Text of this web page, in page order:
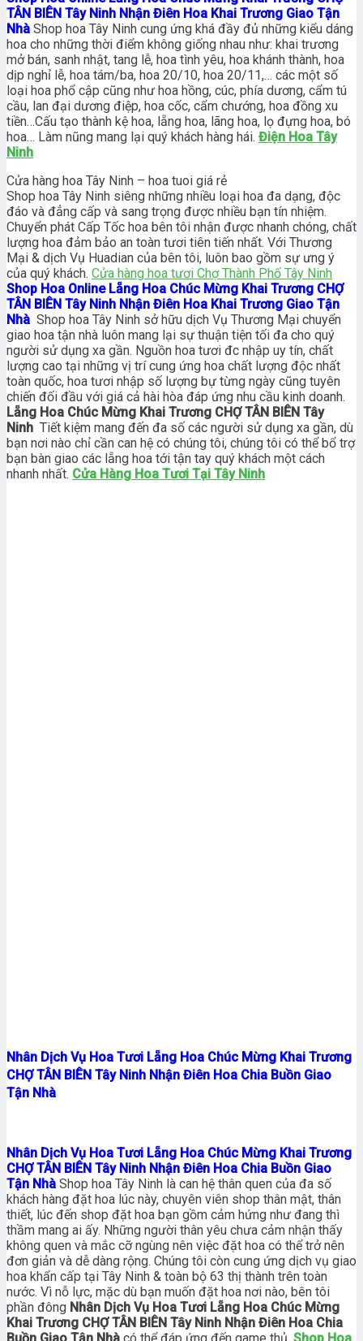
TÂN BIÊN Tây Ninh Nhận Điên Hoa Khai Trương Giao Tận
Nhà Shop hoa Tây Ninh cung ứng khá đầy đủ những kiểu dáng
hoa cho những thời điểm không giống nhau như: khai trương
mở bán, sanh nhật, tang lễ, hoa tình yêu, hoa khánh thành, hoa
dịp nghỉ lễ, hoa tám/ba, hoa 20/10, hoa 20/11,… các một số
loại hoa phổ cập cũng như hoa hồng, cúc, phía dương, cẩm tú
cầu, lan đại dương điệp, hoa cốc, cẩm chướng, hoa đồng xu
tiền…Cấu tạo thành kệ hoa, lẵng hoa, lãng hoa, lọ đựng hoa, bó
hoa… Làm nũng mang lại quý khách hàng hái. Điện Hoa Tây
Ninh
Cửa hàng hoa Tây Ninh – hoa tuoi giá rẻ
Shop hoa Tây Ninh siêng những nhiều loại hoa đa dạng, độc
đáo và đẳng cấp và sang trọng được nhiều bạn tín nhiệm.
Chuyển phát Cấp Tốc hoa bên tôi nhận được nhanh chóng, chất
lượng hoa đảm bảo an toàn tươi tiên tiến nhất. Với Thương
Mại & dịch Vụ Huadian của bên tôi, luôn bao gồm sự ưng ý
của quý khách. Cửa hàng hoa tươi Chợ Thành Phố Tây Ninh
Shop Hoa Online Lẵng Hoa Chúc Mừng Khai Trương CHỢ
TÂN BIÊN Tây Ninh Nhận Điên Hoa Khai Trương Giao Tận
Nhà Shop hoa Tây Ninh sở hữu dịch Vụ Thương Mại chuyển
giao hoa tận nhà luôn mang lại sự thuận tiện tối đa cho quý
người sử dụng xa gần. Nguồn hoa tươi đc nhập uy tín, chất
lượng cao tại những vị trí cung ứng hoa chất lượng độc nhất
toàn quốc, hoa tươi nhập số lượng bự từng ngày cũng tuyên
chiến đối đầu với giá cả hài hòa đáp ứng nhu cầu kinh doanh.
Lẵng Hoa Chúc Mừng Khai Trương CHỢ TÂN BIÊN Tây
Ninh Tiết kiệm mang đến đa số các người sử dụng xa gần, dù
bạn nơi nào chỉ cần can hệ có chúng tôi, chúng tôi có thể bổ trợ
bạn bàn giao các lẵng hoa tới tận tay quý khách một cách
nhanh nhất. Cửa Hàng Hoa Tươi Tại Tây Ninh
Nhân Dịch Vụ Hoa Tươi Lẵng Hoa Chúc Mừng Khai Trương
CHỢ TÂN BIÊN Tây Ninh Nhận Điên Hoa Chia Buồn Giao
Tận Nhà
Nhân Dịch Vụ Hoa Tươi Lẵng Hoa Chúc Mừng Khai Trương
CHỢ TÂN BIÊN Tây Ninh Nhận Điên Hoa Chia Buồn Giao
Tận Nhà Shop hoa Tây Ninh là can hệ thân quen của đa số
khách hàng đặt hoa lúc này, chuyên viên shop thân mật, thân
thiết, lúc đến shop đặt hoa bạn gồm cảm hứng như đang thì
thầm mang ai ấy. Những người thân yêu chưa cảm nhận thấy
không quen và mắc cỡ ngùng nên việc đặt hoa có thể trở nên
đơn giản và dễ dàng rộng. Chúng tôi còn cung ứng dịch vụ giao
hoa khẩn cấp tại Tây Ninh & toàn bộ 63 thị thành trên toàn
nước. Vì nỗ lực, mặc dù bạn muốn đặt hoa nơi nào, bên tôi
phần đông Nhân Dịch Vụ Hoa Tươi Lẵng Hoa Chúc Mừng
Khai Trương CHỢ TÂN BIÊN Tây Ninh Nhận Điên Hoa Chia
Buồn Giao Tận Nhà có thể đáp ứng đến game thủ. Shop Hoa